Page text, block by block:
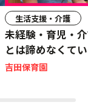
生活支援・介護
未経験・育児・
とは諦めなくて
吉田保育園